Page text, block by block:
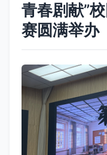
青春剧献”
赛圆满举办